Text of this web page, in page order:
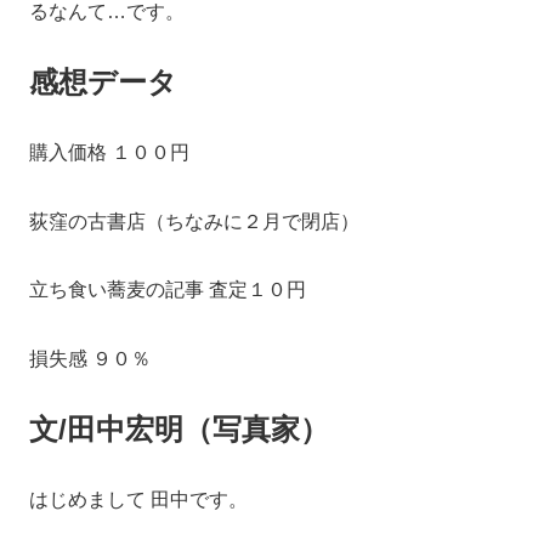
るなんて…です。
感想データ
購入価格 １００円
荻窪の古書店（ちなみに２月で閉店）
立ち食い蕎麦の記事 査定１０円
損失感 ９０％
文/田中宏明（写真家）
はじめまして 田中です。